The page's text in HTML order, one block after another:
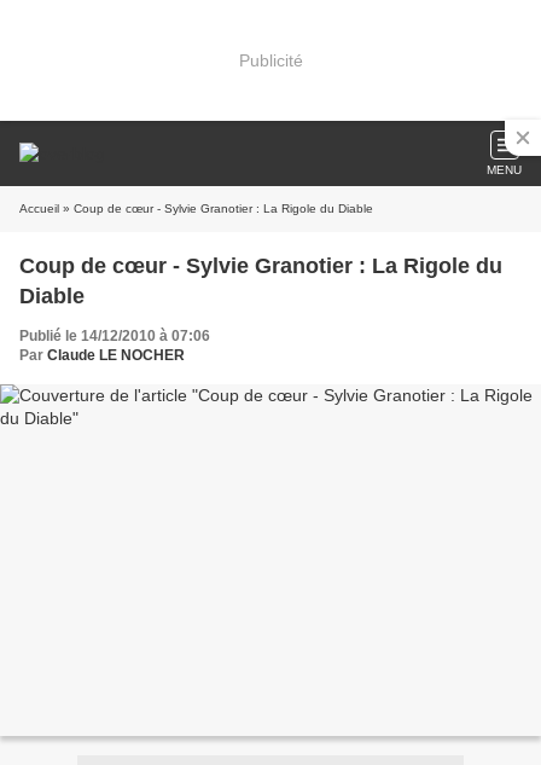
Publicité
MENU
Accueil » Coup de cœur - Sylvie Granotier : La Rigole du Diable
Coup de cœur - Sylvie Granotier : La Rigole du
Diable
Publié le 14/12/2010 à 07:06
Par Claude LE NOCHER